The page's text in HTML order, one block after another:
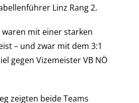
Linz Rang 2.
mit einer starken
– und zwar mit dem 3:1
gegen Vizemeister VB NÖ
zeigten beide Teams